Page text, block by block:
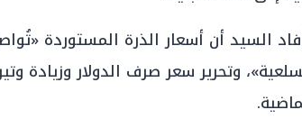
السيد أن أسعار الذرة المستوردة
وتحرير سعر صرف الدولار وزيادة